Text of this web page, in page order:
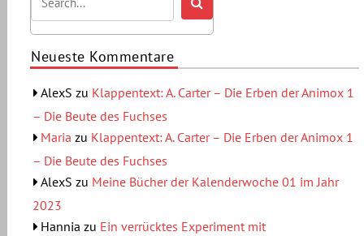
Neueste Kommentare
AlexS zu Klappentext: A. Carter – Die Erben der Animox 1
– Die Beute des Fuchses
Maria zu Klappentext: A. Carter – Die Erben der Animox 1
– Die Beute des Fuchses
AlexS zu Meine Bücher der Kalenderwoche 01 im Jahr
2023
Hannia zu Ein verrücktes Experiment mit